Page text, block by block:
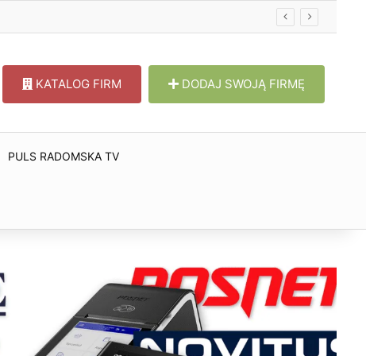
KATALOG FIRM DODAJ SWOJĄ FIRMĘ
PULS RADOMSKA TV